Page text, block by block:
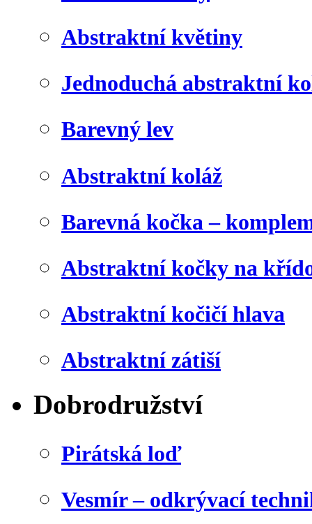
Abstraktní květiny
Jednoduchá abstraktní
Barevný lev
Abstraktní koláž
Barevná kočka –
Abstraktní kočky na
Abstraktní kočičí hlava
Abstraktní zátiší
Dobrodružství
Pirátská loď
Vesmír – odkrývací